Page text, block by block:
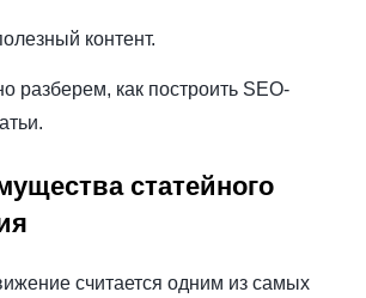
контент.
разберем, как построить SEO-
статейного
считается одним из самых